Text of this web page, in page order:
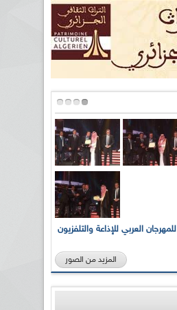
بالصور... الدورة الـ21 للمهرجان العربي للإذاعة والتلفزيون
المزيد من الصور